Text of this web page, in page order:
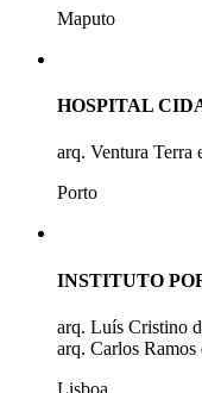
Maputo
HOSPITAL
arq. Ventura Terra
Porto
INSTITUTO
arq. Luís Cristino
arq. Carlos
Lisboa